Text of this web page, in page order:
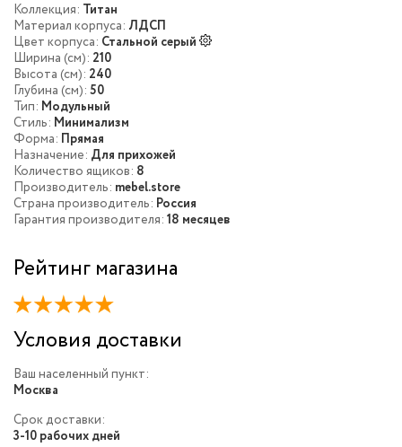
Коллекция: Титан
Материал корпуса: ЛДСП
Цвет корпуса: Стальной серый
Ширина (см): 210
Высота (см): 240
Глубина (см): 50
Тип: Модульный
Стиль: Минимализм
Форма: Прямая
Назначение: Для прихожей
Количество ящиков: 8
Производитель: mebel.store
Страна производитель: Россия
Гарантия производителя: 18 месяцев
Рейтинг магазина
Условия доставки
Ваш населенный пункт:
Москва
Срок доставки:
3-10 рабочих дней